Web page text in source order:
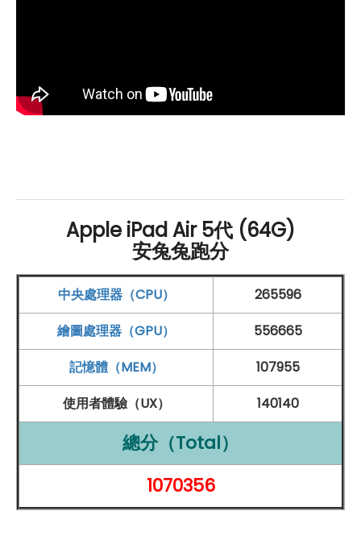
顯示器：
10.9 吋2,360 x 1,640pixels解析度Liquid Retina 顯
GBRAM
前置1,200 萬畫素鏡頭
畫素
鏡頭
網路連線：
5G上網
Touch ID指紋辨識系統
Apple iPad Air 5代 (64G)
安兔兔跑分
中央處理器（CPU）
265596
繪圖處理器（GPU）
556665
記憶體（MEM）
107955
使用者體驗（UX）
140140
總分（Total）
1070356